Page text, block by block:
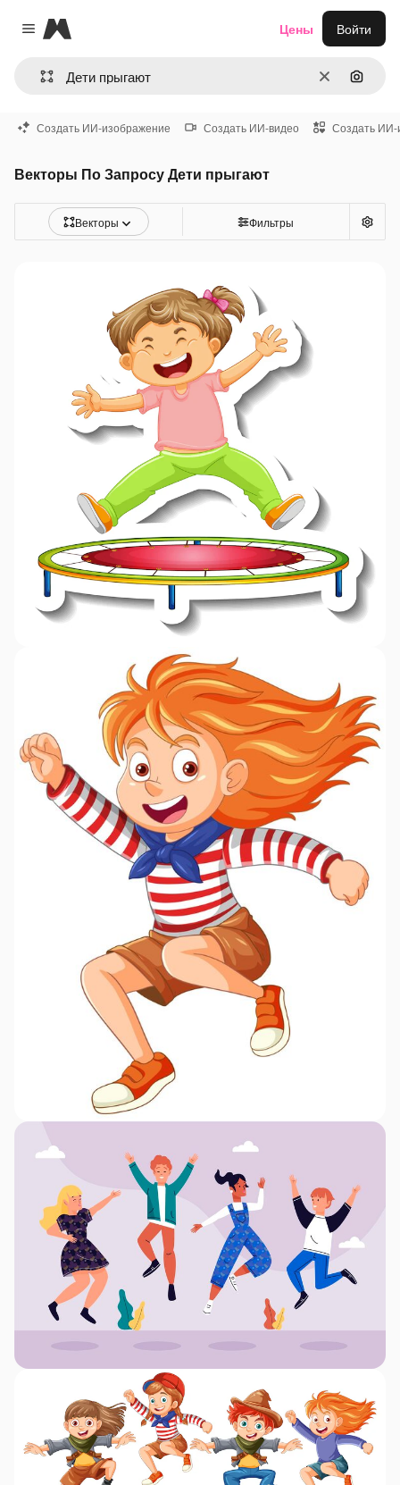
Close menu
Magnific
ОчиститьПоиск
Цены Войти
Создать ИИ-изображение Создать ИИ-видео Создать ИИ-
Векторы По Запросу Дети прыгают
Векторы Фильтры